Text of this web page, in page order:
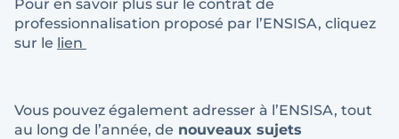
Pour en savoir plus sur le contrat de
professionnalisation proposé par l’ENSISA, cliquez
sur le lien
Vous pouvez également adresser à l’ENSISA, tout
au long de l’année, de nouveaux sujets